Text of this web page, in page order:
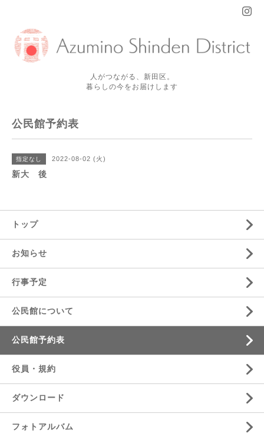
人がつながる、新田区。
暮らしの今をお届けします
公民館予約表
指定なし 2022-08-02 (火)
新大 後
トップ
お知らせ
行事予定
公民館について
公民館予約表
役員・規約
ダウンロード
フォトアルバム